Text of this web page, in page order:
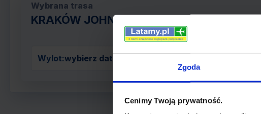
Zgoda
Cenimy Twoją prywatność.
Wybrana trasa
KRAKÓW JOHN PAUL II BALICE INTL
Wylot:wybierz datę z kalendarza